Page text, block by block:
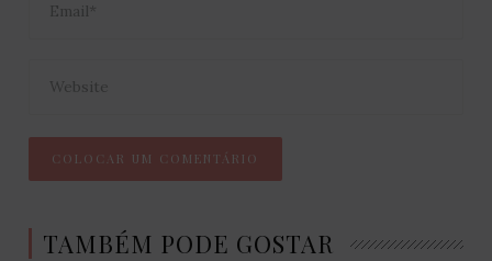
TAMBÉM PODE GOSTAR